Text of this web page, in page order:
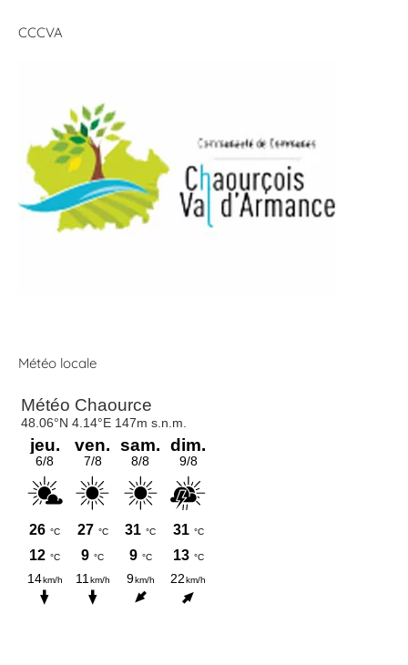
CCCVA
Météo locale